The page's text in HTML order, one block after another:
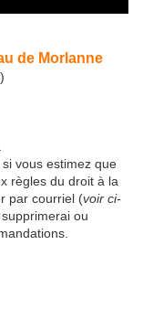
de Morlanne
)
vous estimez que
règles du droit à la
par courriel (voir ci-
ou